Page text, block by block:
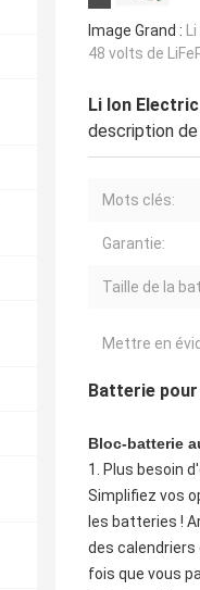
Image Grand :
48 volts de
Li Ion
description de
Mots clés:
Garantie:
Taille de la
Mettre en
Batterie
Bloc-batterie
1. Plus besoin
Simplifiez vos
les batteries !
des
fois que vous